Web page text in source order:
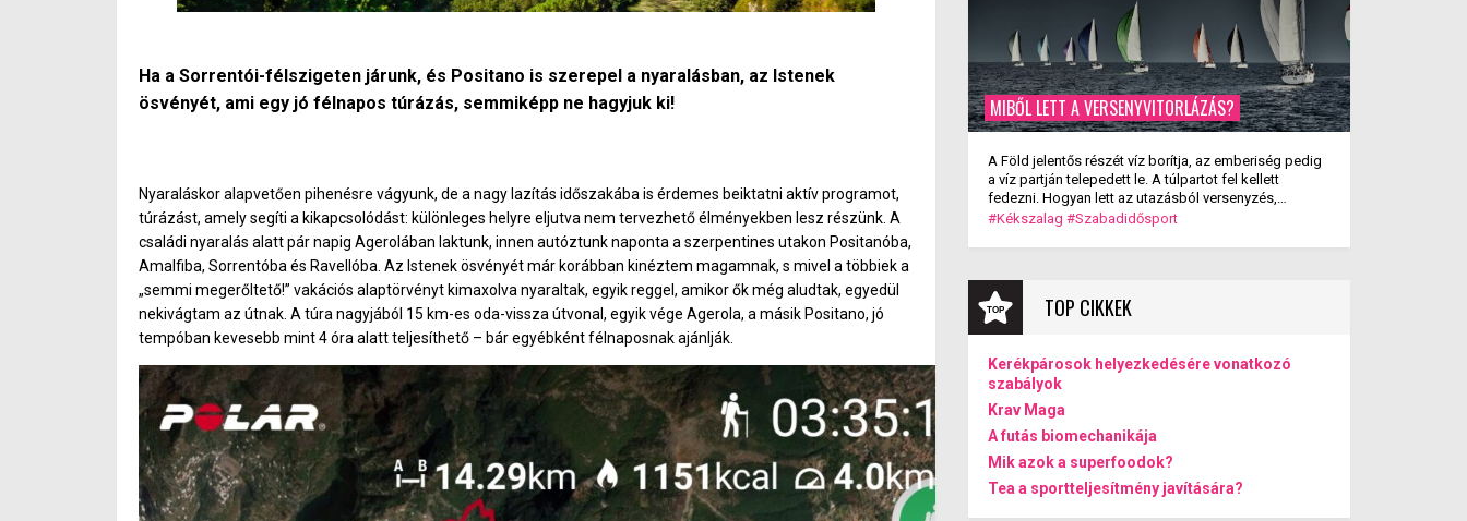
Ha a Sorrentói-félszigeten járunk, és Positano is szerepel a nyaralásban, az Istenek
ösvényét, ami egy jó félnapos túrázás, semmiképp ne hagyjuk ki!
Nyaraláskor alapvetően pihenésre vágyunk, de a nagy lazítás időszakába is érdemes beiktatni aktív programot,
túrázást, amely segíti a kikapcsolódást: különleges helyre eljutva nem tervezhető élményekben lesz részünk. A
családi nyaralás alatt pár napig Agerolában laktunk, innen autóztunk naponta a szerpentines utakon Positanóba,
Amalfiba, Sorrentóba és Ravellóba. Az Istenek ösvényét már korábban kinéztem magamnak, s mivel a többiek a
„semmi megerőltető!” vakációs alaptörvényt kimaxolva nyaraltak, egyik reggel, amikor ők még aludtak, egyedül
nekivágtam az útnak. A túra nagyjából 15 km-es oda-vissza útvonal, egyik vége Agerola, a másik Positano, jó
tempóban kevesebb mint 4 óra alatt teljesíthető – bár egyébként félnaposnak ajánlják.
MIBŐL LETT A VERSENYVITORLÁZÁS?
A Föld jelentős részét víz borítja, az emberiség pedig
a víz partján telepedett le. A túlpartot fel kellett
fedezni. Hogyan lett az utazásból versenyzés,
szórakozás? A versenyvitorlázás kialakulása.
#Kékszalag #Szabadidősport
TOP CIKKEK
Kerékpárosok helyezkedésére vonatkozó
szabályok
Krav Maga
A futás biomechanikája
Mik azok a superfoodok?
Tea a sportteljesítmény javítására?